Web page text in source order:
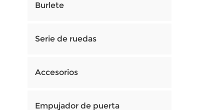
Burlete
Serie de ruedas
Accesorios
Empujador de puerta